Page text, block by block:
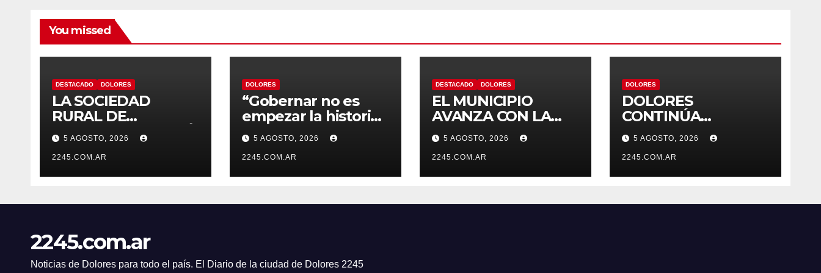
You missed
DESTACADO DOLORES
LA SOCIEDAD
RURAL DE
DOLORES DESTACÓ
LOS TRABAJOS
HIDRÁULICOS
REALIZADOS EN EL
5 AGOSTO, 2026
2245.COM.AR
DOLORES
“Gobernar no es
empezar la historia
de nuevo”: la UCR
de Dolores rechazó
el cambio de
nombre del Estadio
5 AGOSTO, 2026
2245.COM.AR
DESTACADO DOLORES
EL MUNICIPIO
AVANZA CON LA
LIMPIEZA Y
MANTENIMIENTO
DE DESAGÜES
5 AGOSTO, 2026
2245.COM.AR
DOLORES
DOLORES
CONTINÚA
CONSTRUYENDO SU
AGENDA
ESTRATÉGICA CON
NUEVAS JORNADAS
5 AGOSTO, 2026
2245.COM.AR
2245.com.ar
Noticias de Dolores para todo el país. El Diario de la ciudad de Dolores 2245